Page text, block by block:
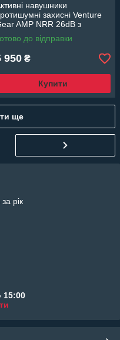
навушники
захисні Venture
AMP NRR 26dB з
(пісочного кольору)
до відправки
950 ₴
Купити
ще
рік
15:00